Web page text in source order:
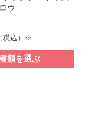
ウ
（税込）※
類を選ぶ